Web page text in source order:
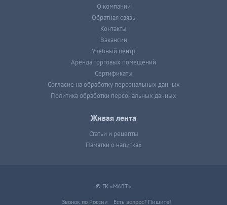
О компании
Обратная связь
Контакты
Вакансии
Учебный центр
Аренда торговых помещений
Сертификаты
Согласие на обработку персональных данных
Политика обработки персональных данных
Живая лента
Статьи и рецепты
Памятки о напитках
© ГК «МАВТ»
Звонок по России Есть вопрос? Пишите!